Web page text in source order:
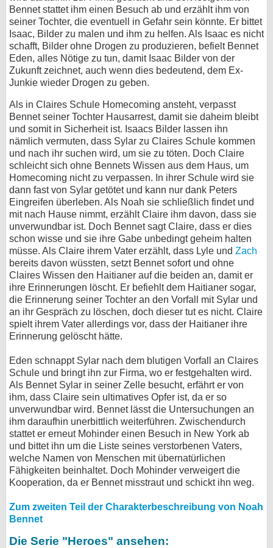
Bennet stattet ihm einen Besuch ab und erzählt ihm von
seiner Tochter, die eventuell in Gefahr sein könnte. Er bittet
Isaac, Bilder zu malen und ihm zu helfen. Als Isaac es nicht
schafft, Bilder ohne Drogen zu produzieren, befielt Bennet
Eden, alles Nötige zu tun, damit Isaac Bilder von der
Zukunft zeichnet, auch wenn dies bedeutend, dem Ex-
Junkie wieder Drogen zu geben.
Als in Claires Schule Homecoming ansteht, verpasst
Bennet seiner Tochter Hausarrest, damit sie daheim bleibt
und somit in Sicherheit ist. Isaacs Bilder lassen ihn
nämlich vermuten, dass Sylar zu Claires Schule kommen
und nach ihr suchen wird, um sie zu töten. Doch Claire
schleicht sich ohne Bennets Wissen aus dem Haus, um
Homecoming nicht zu verpassen. In ihrer Schule wird sie
dann fast von Sylar getötet und kann nur dank Peters
Eingreifen überleben. Als Noah sie schließlich findet und
mit nach Hause nimmt, erzählt Claire ihm davon, dass sie
unverwundbar ist. Doch Bennet sagt Claire, dass er dies
schon wisse und sie ihre Gabe unbedingt geheim halten
müsse. Als Claire ihrem Vater erzählt, dass Lyle und Zach
bereits davon wüssten, setzt Bennet sofort und ohne
Claires Wissen den Haitianer auf die beiden an, damit er
ihre Erinnerungen löscht. Er befiehlt dem Haitianer sogar,
die Erinnerung seiner Tochter an den Vorfall mit Sylar und
an ihr Gespräch zu löschen, doch dieser tut es nicht. Claire
spielt ihrem Vater allerdings vor, dass der Haitianer ihre
Erinnerung gelöscht hätte.
Eden schnappt Sylar nach dem blutigen Vorfall an Claires
Schule und bringt ihn zur Firma, wo er festgehalten wird.
Als Bennet Sylar in seiner Zelle besucht, erfährt er von
ihm, dass Claire sein ultimatives Opfer ist, da er so
unverwundbar wird. Bennet lässt die Untersuchungen an
ihm daraufhin unerbittlich weiterführen. Zwischendurch
stattet er erneut Mohinder einen Besuch in New York ab
und bittet ihn um die Liste seines verstorbenen Vaters,
welche Namen von Menschen mit übernatürlichen
Fähigkeiten beinhaltet. Doch Mohinder verweigert die
Kooperation, da er Bennet misstraut und schickt ihn weg.
Zum zweiten Teil der Charakterbeschreibung von Noah
Bennet
Die Serie "Heroes" ansehen: